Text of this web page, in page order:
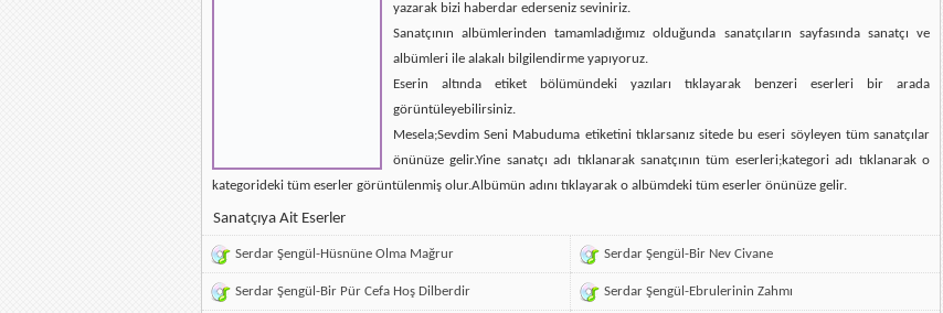
yazarak bizi haberdar ederseniz seviniriz.
Sanatçının albümlerinden tamamladığımız olduğunda sanatçıların sayfasında sanatçı ve
albümleri ile alakalı bilgilendirme yapıyoruz.
Eserin altında etiket bölümündeki yazıları tıklayarak benzeri eserleri bir arada
görüntüleyebilirsiniz.
Mesela;Sevdim Seni Mabuduma etiketini tıklarsanız sitede bu eseri söyleyen tüm sanatçılar
önünüze gelir.Yine sanatçı adı tıklanarak sanatçının tüm eserleri;kategori adı tıklanarak o
kategorideki tüm eserler görüntülenmiş olur.Albümün adını tıklayarak o albümdeki tüm eserler önünüze gelir.
Sanatçıya Ait Eserler
Serdar Şengül-Hüsnüne Olma Mağrur Serdar Şengül-Bir Nev Civane
Serdar Şengül-Bir Pür Cefa Hoş Dilberdir Serdar Şengül-Ebrulerinin Zahmı